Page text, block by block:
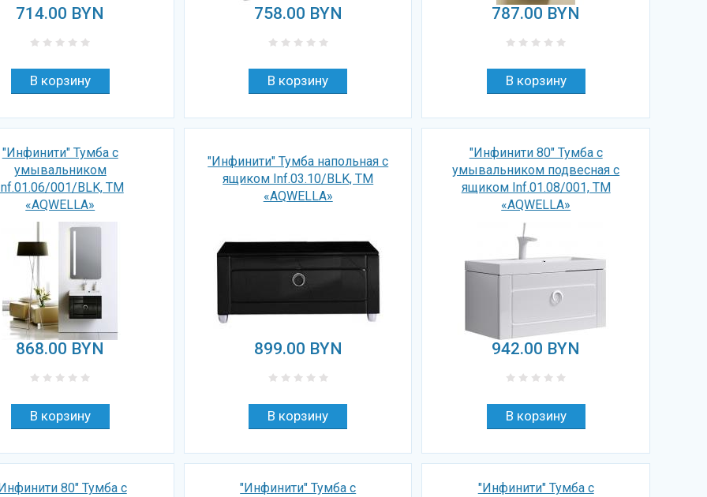
714.00 BYN 758.00 BYN 787.00 BYN
"Инфинити" Тумба с
умывальником
001/BLK, ТМ
«AQWELLA»
868.00 BYN
"Инфинити" Тумба напольная с
ящиком Inf.03.10/BLK, ТМ
«AQWELLA»
899.00 BYN
"Инфинити 80" Тумба с
умывальником подвесная с
ящиком Inf.01.08/001, ТМ
«AQWELLA»
942.00 BYN
80" Тумба с
"Инфинити" Тумба с
"Инфинити" Тумба с